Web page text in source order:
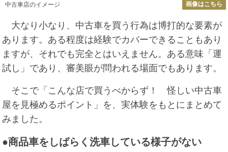
中古車店のイメージ 画像はこちら
大なり小なり、中古車を買う行為は博打的な要素が
あります。ある程度は経験でカバーできることもあり
ますが、それでも完全とはいえません。ある意味「運
試し」であり、審美眼が問われる場面でもあります。
そこで「こんな店で買うべからず！ 怪しい中古車
屋を見極めるポイント」を、実体験をもとにまとめて
みました。
●商品車をしばらく洗車している様子がない